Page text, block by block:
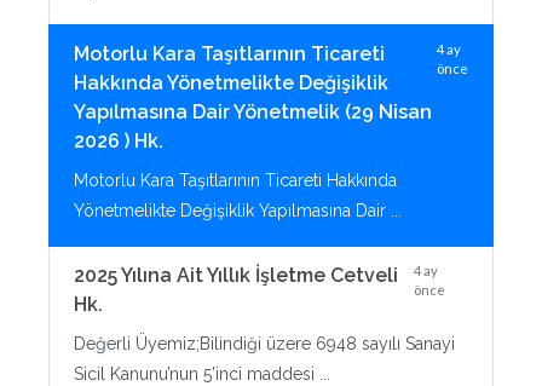
Motorlu Kara Taşıtlarının Ticareti
Hakkında Yönetmelikte Değişiklik
Yapılmasına Dair Yönetmelik (29 Nisan
2026 ) Hk.
4 ay
önce
Motorlu Kara Taşıtlarının Ticareti Hakkında
Yönetmelikte Değişiklik Yapılmasına Dair ...
2025 Yılına Ait Yıllık İşletme Cetveli
Hk.
4 ay
önce
Değerli Üyemiz;Bilindiği üzere 6948 sayılı Sanayi
Sicil Kanunu’nun 5’inci maddesi ...